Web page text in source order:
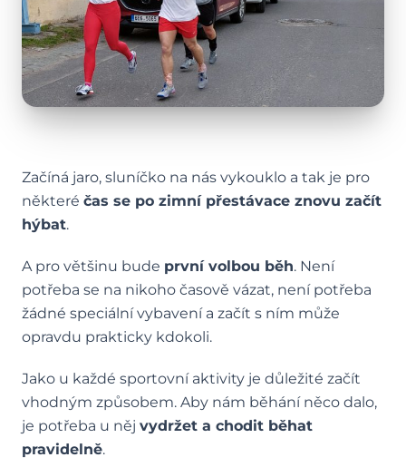
Začíná jaro, sluníčko na nás vykouklo a tak je pro
některé čas se po zimní přestávace znovu začít
hýbat.
A pro většinu bude první volbou běh. Není
potřeba se na nikoho časově vázat, není potřeba
žádné speciální vybavení a začít s ním může
opravdu prakticky kdokoli.
Jako u každé sportovní aktivity je důležité začít
vhodným způsobem. Aby nám běhání něco dalo,
je potřeba u něj vydržet a chodit běhat
pravidelně.